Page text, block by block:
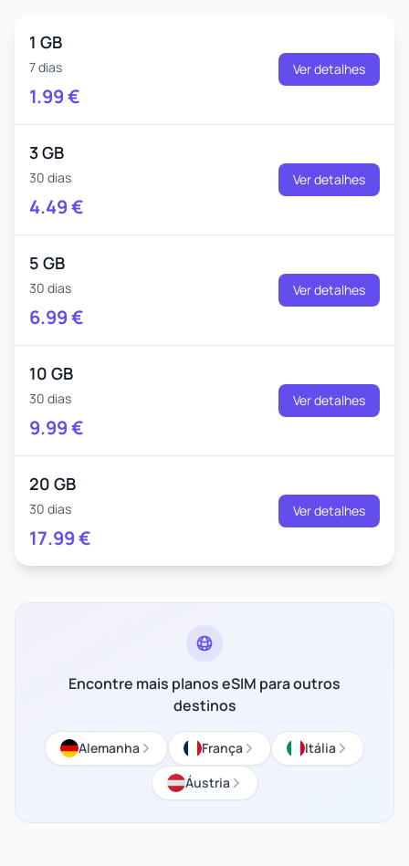
1 GB
7 dias
1.99€
Ver detalhes
3 GB
30 dias
4.49€
Ver detalhes
5 GB
30 dias
6.99€
Ver detalhes
10 GB
30 dias
9.99€
Ver detalhes
20 GB
30 dias
17.99€
Ver detalhes
Encontre mais planos eSIM para outros
destinos
Alemanha França
Itália
Áustria